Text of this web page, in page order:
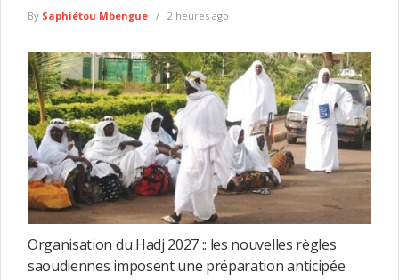
By Saphiétou Mbengue 2 heures ago
Organisation du Hadj 2027 :: les nouvelles règles
saoudiennes imposent une préparation anticipée